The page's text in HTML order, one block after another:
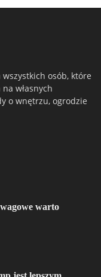
osób, które
własnych
o wnętrzu, ogrodzie
warto